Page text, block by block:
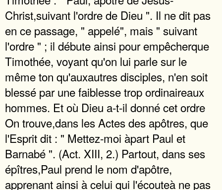
Christ,suivant l'ordre de Dieu ". Il ne dit pas
en ce passage, " appelé", mais " suivant
l'ordre " ; il débute ainsi pour empêcherque
Timothée, voyant qu'on lui parle sur le
même ton qu'auxautres disciples, n'en soit
blessé par une faiblesse trop ordinaireaux
hommes. Et où Dieu a-t-il donné cet ordre
On trouve,dans les Actes des apôtres, que
l'Esprit dit : " Mettez-moi àpart Paul et
Barnabé ". (Act. XIII, 2.) Partout, dans ses
épîtres,Paul prend le nom d'apôtre,
apprenant ainsi à celui qui l'écouteà ne pas